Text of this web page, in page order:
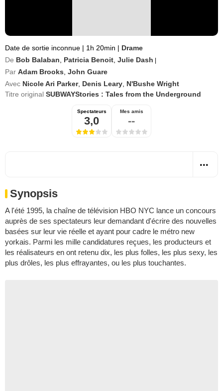
Date de sortie inconnue | 1h 20min | Drame
De Bob Balaban Patricia Benoit Julie Dash
Par Adam Brooks John Guare
Avec Nicole Ari Parker, Denis Leary N'Bushe Wright
Titre original SUBWAYStories : Tales from the Underground
Spectateurs
3,0
Mes amis
--
Synopsis
A l'été 1995, la chaîne de télévision HBO NYC lance un concours
auprès de ses spectateurs leur demandant d'écrire des nouvelles
basées sur leur vie réelle et ayant pour cadre le métro new
yorkais. Parmi les mille candidatures reçues, les producteurs et
les réalisateurs en ont retenu dix, les plus folles, les plus sexy, les
plus drôles, les plus effrayantes, ou les plus touchantes.